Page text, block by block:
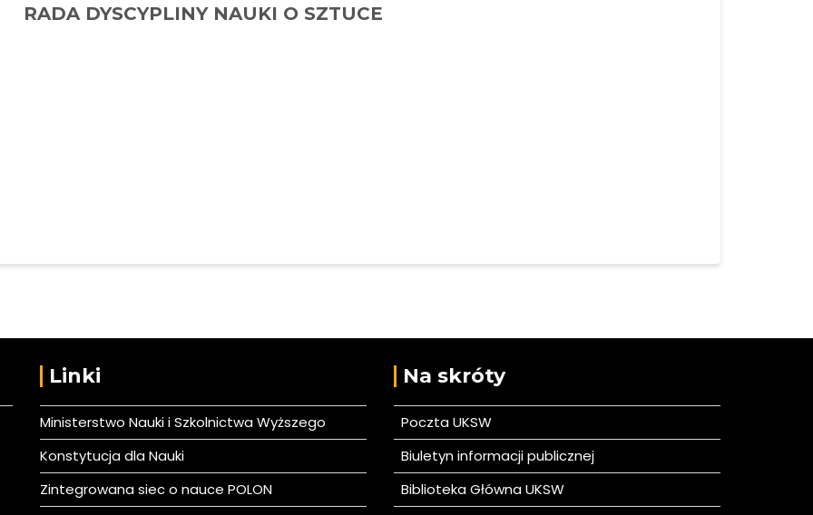
RADA DYSCYPLINY NAUKI O SZTUCE
Linki
Ministerstwo Nauki i Szkolnictwa Wyższego
Konstytucja dla Nauki
Zintegrowana siec o nauce POLON
Na skróty
Poczta UKSW
Biuletyn informacji publicznej
Biblioteka Główna UKSW